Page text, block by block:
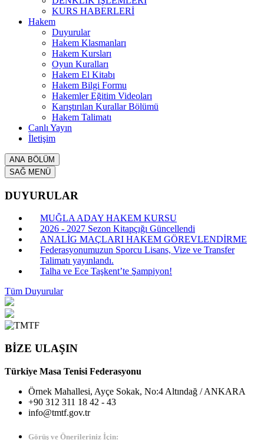
KURS HABERLERİ
Hakem
Duyurular
Hakem Klasmanları
Hakem Kursları
Oyun Kuralları
Hakem El Kitabı
Hakem Bilgi Formu
Hakemler Eğitim Videoları
Karıştırılan Kurallar Bölümü
Hakem Talimatı
Canlı Yayın
İletişim
ANA BÖLÜM
SAĞ MENÜ
DUYURULAR
MUĞLA ADAY HAKEM KURSU
2026 - 2027 Sezon Kitapçığı Güncellendi
ANALİG MAÇLARI HAKEM GÖREVLENDİRME
Federasyonumuzun Sporcu Lisans, Vize ve Transfer
Talimatı yayınlandı.
Talha ve Ece Taşkent’te Şampiyon!
Tüm Duyurular
BİZE ULAŞIN
Türkiye Masa Tenisi Federasyonu
Örnek Mahallesi, Ayçe Sokak, No:4 Altındağ / ANKARA
+90 312 311 18 42 - 43
info@tmtf.gov.tr
Görüş ve Önerileriniz İçin: